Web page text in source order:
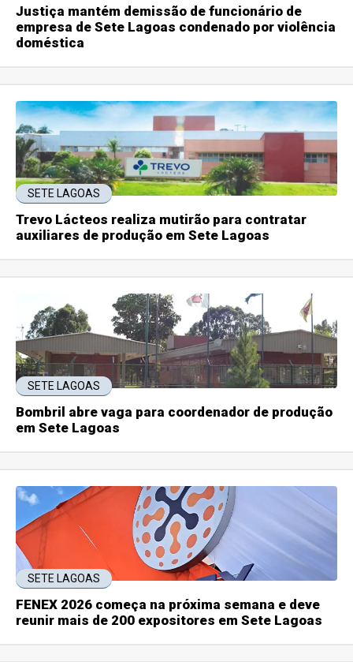
Justiça mantém demissão de funcionário de
empresa de Sete Lagoas condenado por violência
doméstica
SETE LAGOAS
Trevo Lácteos realiza mutirão para contratar
auxiliares de produção em Sete Lagoas
SETE LAGOAS
Bombril abre vaga para coordenador de produção
em Sete Lagoas
SETE LAGOAS
FENEX 2026 começa na próxima semana e deve
reunir mais de 200 expositores em Sete Lagoas